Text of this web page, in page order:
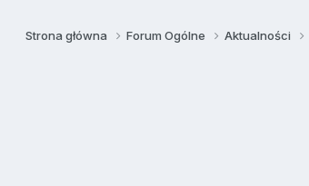
Strona główna Forum Ogólne Aktualności